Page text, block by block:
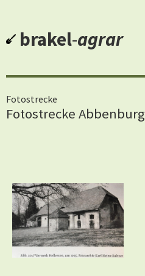
brakel-agrar
Fotostrecke
Fotostrecke Abbenburg